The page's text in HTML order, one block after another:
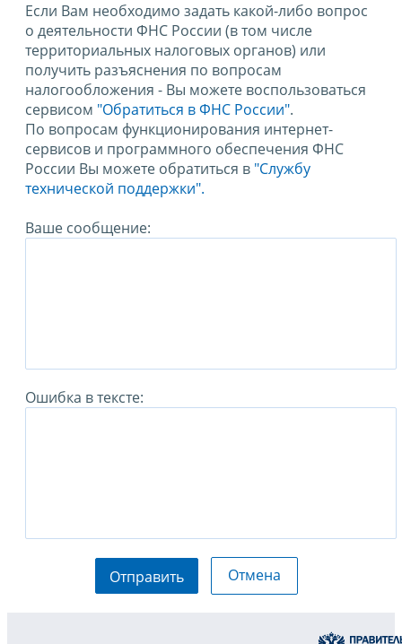
Если Вам необходимо задать какой-либо вопрос
о деятельности ФНС России (в том числе
территориальных налоговых органов) или
получить разъяснения по вопросам
налогообложения - Вы можете воспользоваться
сервисом "Обратиться в ФНС России".
По вопросам функционирования интернет-
сервисов и программного обеспечения ФНС
России Вы можете обратиться в "Службу
технической поддержки".
Ваше сообщение:
Ошибка в тексте:
Отправить Отмена